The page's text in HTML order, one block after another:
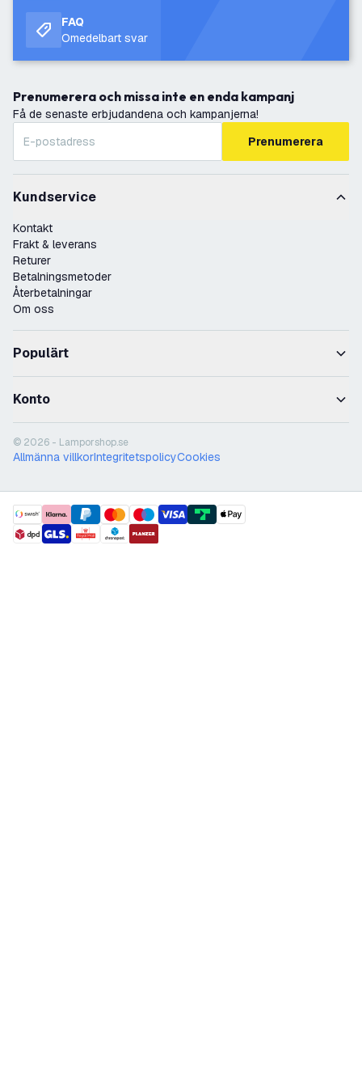
FAQ
Omedelbart svar
Prenumerera och missa inte en enda kampanj
Få de senaste erbjudandena och kampanjerna!
Prenumerera
Kundservice
Kontakt
Frakt & leverans
Returer
Betalningsmetoder
Återbetalningar
Om oss
Populärt
Konto
© 2026 - Lamporshop.se
Allmänna villkorIntegritetspolicyCookies
payment methods
shipment methods